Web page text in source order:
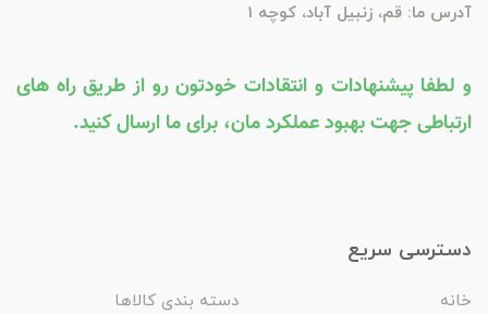
آدرس ما: قم، زنبیل آباد، کوچه 1
و لطفا پیشنهادات و انتقادات خودتون رو از طریق راه های
ارتباطی جهت بهبود عملکرد مان، برای ما ارسال کنید.
دسترسی سریع
خانه
دسته بندی کالاها